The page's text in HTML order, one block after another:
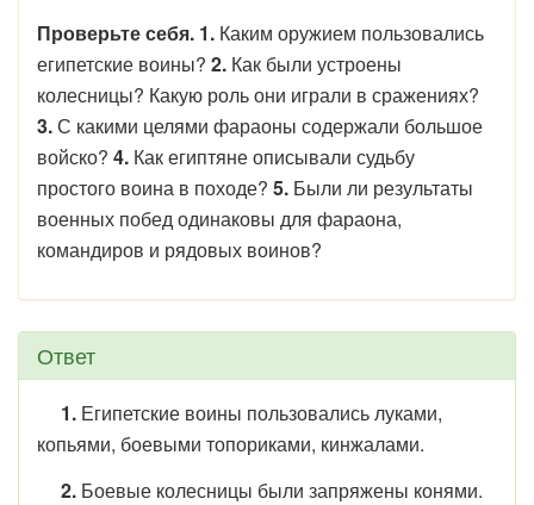
Проверьте себя. 1. Каким оружием пользовались
египетские воины? 2. Как были устроены
колесницы? Какую роль они играли в сражениях?
3.С какими целями фараоны содержали большое
войско? 4. Как египтяне описывали судьбу
простого воина в походе? 5. Были ли результаты
военных побед одинаковы для фараона,
командиров и рядовых воинов?
Ответ
1. Египетские воины пользовались луками,
копьями, боевыми топориками, кинжалами.
2. Боевые колесницы были запряжены конями.